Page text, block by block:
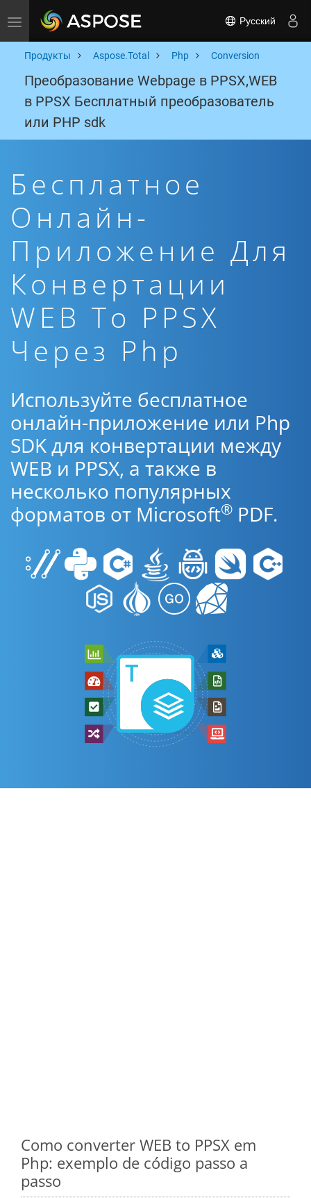
Toggle navigation Русский
Продукты Aspose.Total Php Conversion
Преобразование Webpage в PPSX,WEB
в PPSX Бесплатный преобразователь
или PHP sdk
Бесплатное
Онлайн-
Приложение Для
Конвертации
WEB To PPSX
Через Php
Используйте бесплатное
онлайн-приложение или Php
SDK для конвертации между
WEB и PPSX, а также в
несколько популярных
форматов от Microsoft® PDF.
Como converter WEB to PPSX em
Php: exemplo de código passo a
passo